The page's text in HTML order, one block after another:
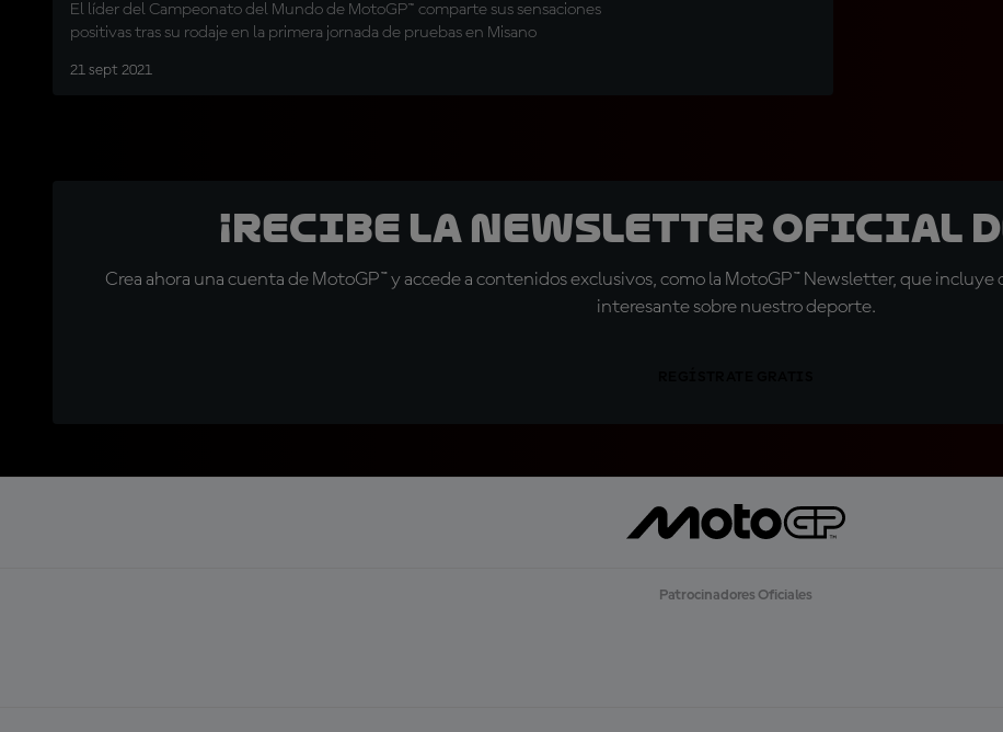
El líder del Campeonato del Mundo de MotoGP™ comparte sus sensaciones
positivas tras su rodaje en la primera jornada de pruebas en Misano
21 sept 2021
¡Recibe la Newsletter oficial de
Crea ahora una cuenta de MotoGP™ y accede a contenidos exclusivos, como la MotoGP™ Newsletter, que
interesante sobre nuestro deporte.
Patrocinadores Oficiales